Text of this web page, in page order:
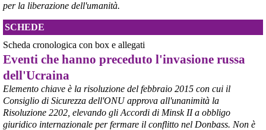
per la liberazione dell'umanità.
SCHEDE
Scheda cronologica con box e allegati
Eventi che hanno preceduto l'invasione russa
dell'Ucraina
Elemento chiave è la risoluzione del febbraio 2015 con cui il
Consiglio di Sicurezza dell'ONU approva all'unanimità la
Risoluzione 2202, elevando gli Accordi di Minsk II a obbligo
giuridico internazionale per fermare il conflitto nel Donbass. Non è